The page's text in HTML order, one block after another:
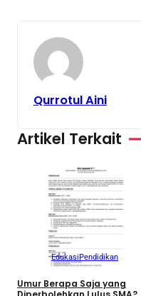
Qurrotul Aini
Artikel Terkait
EdukasiPendidikan
Umur Berapa Saja yang